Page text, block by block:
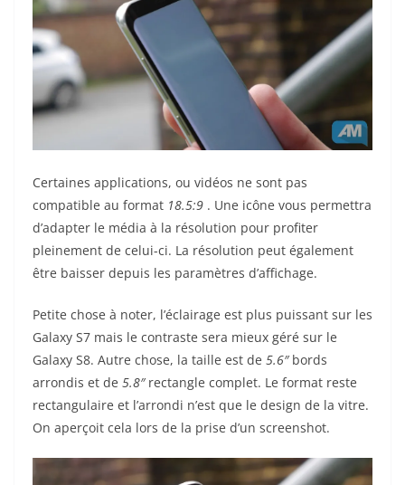
Certaines applications, ou vidéos ne sont pas
compatible au format 18.5:9 . Une icône vous permettra
d’adapter le média à la résolution pour profiter
pleinement de celui-ci. La résolution peut également
être baisser depuis les paramètres d’affichage.
Petite chose à noter, l’éclairage est plus puissant sur les
Galaxy S7 mais le contraste sera mieux géré sur le
Galaxy S8. Autre chose, la taille est de 5.6″bords
arrondis et de 5.8″ rectangle complet. Le format reste
rectangulaire et l’arrondi n’est que le design de la vitre.
On aperçoit cela lors de la prise d’un screenshot.